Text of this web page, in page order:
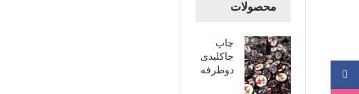
محصولات
چاپ
جاکلیدی
دوطرفه
فیسبوک